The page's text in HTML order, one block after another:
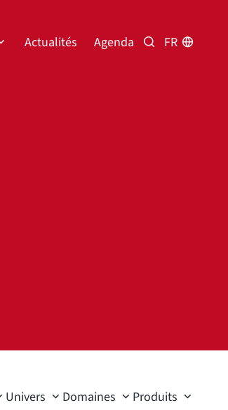
Actualités Agenda Rechercher
FR
Univers Domaines Produits